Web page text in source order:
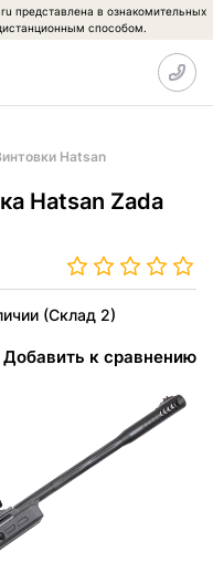
представлена в ознакомительных
способом.
Hatsan
Hatsan Zada
(Склад 2)
Добавить к сравнению